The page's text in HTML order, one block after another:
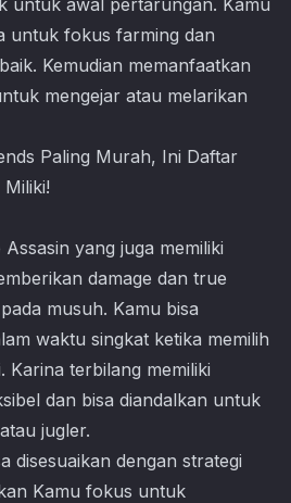
untuk awal pertarungan. Kamu
untuk fokus farming dan
Kemudian memanfaatkan
mengejar atau melarikan
yang juga memiliki
damage dan true
musuh. Kamu bisa
waktu singkat ketika memilih
Karina terbilang memiliki
dan bisa diandalkan untuk
jugler.
disesuaikan dengan strategi
Kamu fokus untuk